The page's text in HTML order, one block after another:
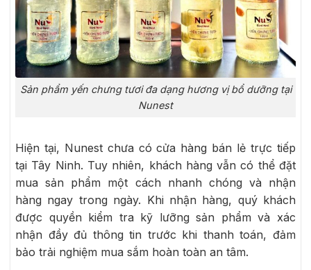
Sản phẩm yến chưng tươi đa dạng hương vị bổ dưỡng tại
Nunest
Hiện tại, Nunest chưa có cửa hàng bán lẻ trực tiếp
tại Tây Ninh. Tuy nhiên, khách hàng vẫn có thể đặt
mua sản phẩm một cách nhanh chóng và nhận
hàng ngay trong ngày. Khi nhận hàng, quý khách
được quyền kiểm tra kỹ lưỡng sản phẩm và xác
nhận đầy đủ thông tin trước khi thanh toán, đảm
bảo trải nghiệm mua sắm hoàn toàn an tâm.